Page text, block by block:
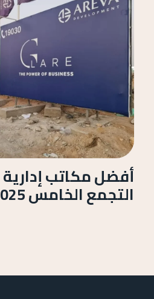
أفضل مكاتب
التجمع الخامس 2025